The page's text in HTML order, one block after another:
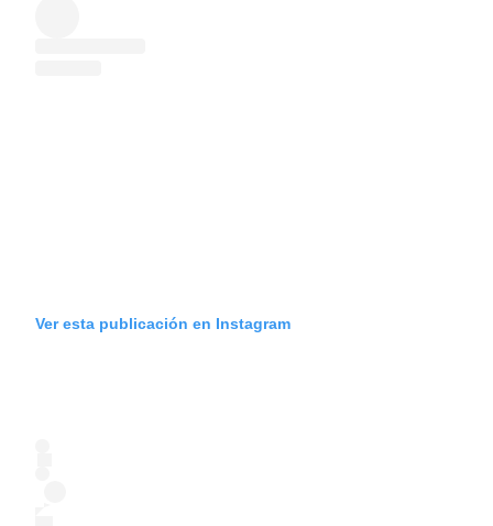
Ver esta publicación en Instagram